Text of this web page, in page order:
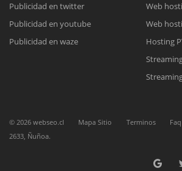
Nuestros ejecutivos le enviarán un correo
Meet para la reunión
Cotización
Chat Online
Todos nuestros ejecutivos están fuera de
Publicidad en twitter
Publicidad en youtube
Publicidad en waze
Web
Web
Hosting
© 2026 webseo.cl Mapa Sitio Terminos Faq
2633, Ñuñoa.